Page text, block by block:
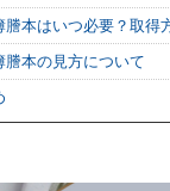
本はいつ必要？取得
本の見方について